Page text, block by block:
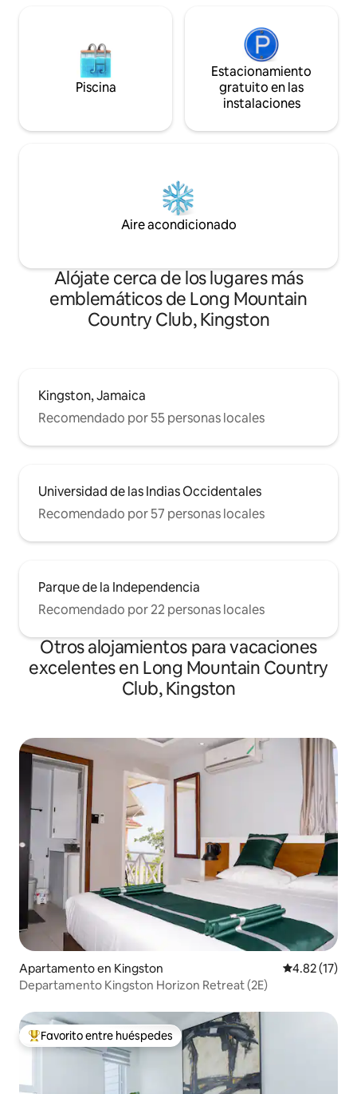
Piscina
Estacionamiento
gratuito en las
instalaciones
Aire acondicionado
Alójate cerca de los lugares más
emblemáticos de Long Mountain
Country Club, Kingston
Kingston, Jamaica
Recomendado por 55 personas locales
Universidad de las Indias Occidentales
Recomendado por 57 personas locales
Parque de la Independencia
Recomendado por 22 personas locales
Otros alojamientos para vacaciones
excelentes en Long Mountain Country
Club, Kingston
Apartamento en Kingston Calificación
4.82 (17)
Departamento Kingston Horizon Retreat (2E)
Favorito entre huéspedes preferido
Favorito entre huéspedes